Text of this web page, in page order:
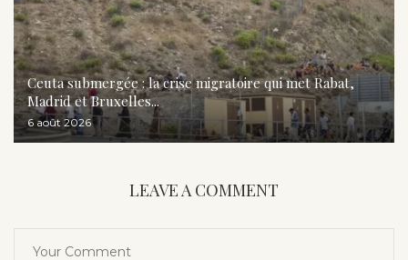
Ceuta submergée : la crise migratoire qui met Rabat,
Madrid et Bruxelles...
6 août 2026
LEAVE A COMMENT